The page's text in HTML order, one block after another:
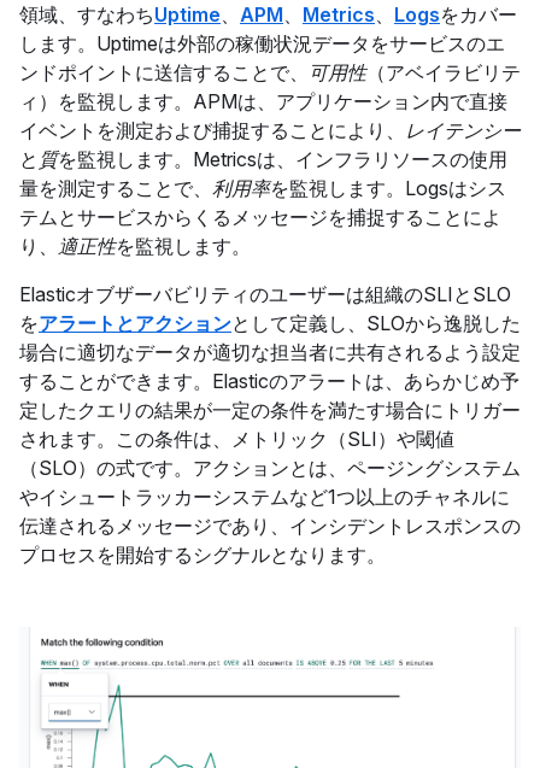
領域、すなわちUptime、 APM、 Metrics、 Logsをカバー
します。Uptimeは外部の稼働状況データをサービスのエ
ンドポイントに送信することで、
可用性（アベイラビリテ
ィ）を監視します。APMは、アプリケーション内で直接
イベントを測定および捕捉することにより、 レイテンシー
と 質を監視します。Metricsは、インフラリソースの使用
量を測定することで、 利用率を監視します。Logsはシス
テムとサービスからくるメッセージを捕捉することによ
り、 適正性を監視します。
Elasticオブザーバビリティのユーザーは組織のSLIとSLO
をアラートとアクションとして定義し、SLOから逸脱した
場合に適切なデータが適切な担当者に共有されるよう設定
することができます。Elasticのアラートは、あらかじめ予
定したクエリの結果が一定の条件を満たす場合にトリガー
されます。この条件は、メトリック（SLI）や閾値
（SLO）の式です。アクションとは、ページングシステム
やイシュートラッカーシステムなど1つ以上のチャネルに
伝達されるメッセージであり、インシデントレスポンスの
プロセスを開始するシグナルとなります。